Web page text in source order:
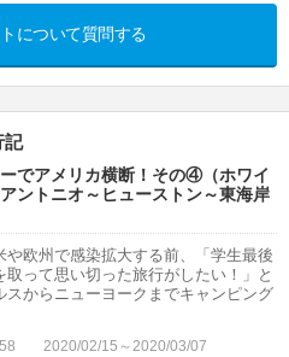
について質問する
記
でアメリカ横断！その④（ホワイ
ントニオ～ヒューストン～東海岸
や欧州で感染拡大する前、「学生最後
取って思い切った旅行がしたい！」と
スからニューヨークまでキャンピング
58
2020/02/15～2020/03/07